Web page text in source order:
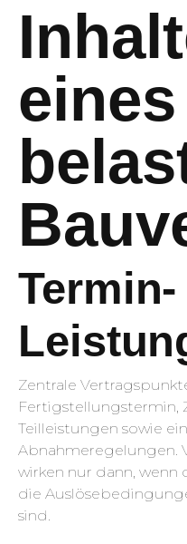
eines
Zentrale
Fertigstellungstermin,
Teilleistungen sowie
Abnahmeregelungen.
wirken nur dann, wenn
die
sind.